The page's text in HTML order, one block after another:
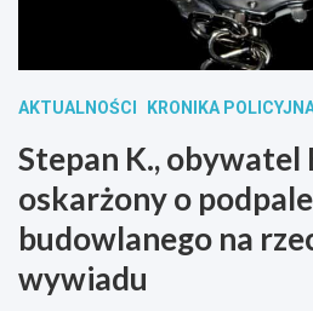
AKTUALNOŚCI KRONIKA
Stepan K., obywatel
oskarżony o
budowlanego na
wywiadu